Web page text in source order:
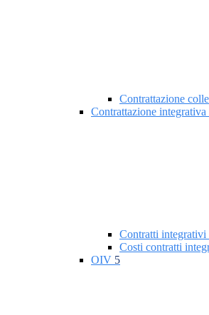
Contrattazione
Contrattazione integrativa
Contratti integrativi
Costi contratti
OIV 5